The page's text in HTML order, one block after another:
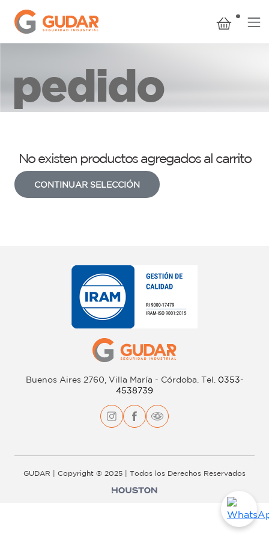
pedido
No existen productos agregados al carrito
CONTINUAR SELECCIÓN
Buenos Aires 2760, Villa María - Córdoba. Tel. 0353-
4538739
GUDAR | Copyright ® 2025 | Todos los Derechos Reservados